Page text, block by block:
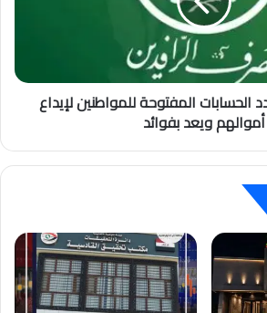
الحسابات المفتوحة للمواطنين لإيداع
أموالهم ويعد بفوائد